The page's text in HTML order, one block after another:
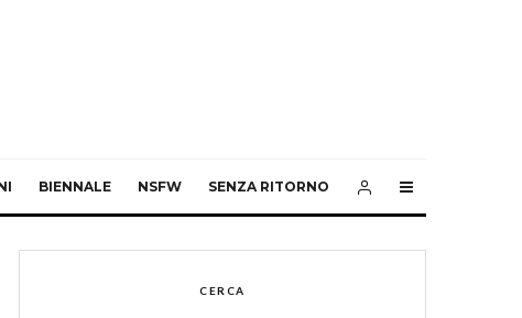
BIENNALE NSFW SENZA RITORNO
CERCA